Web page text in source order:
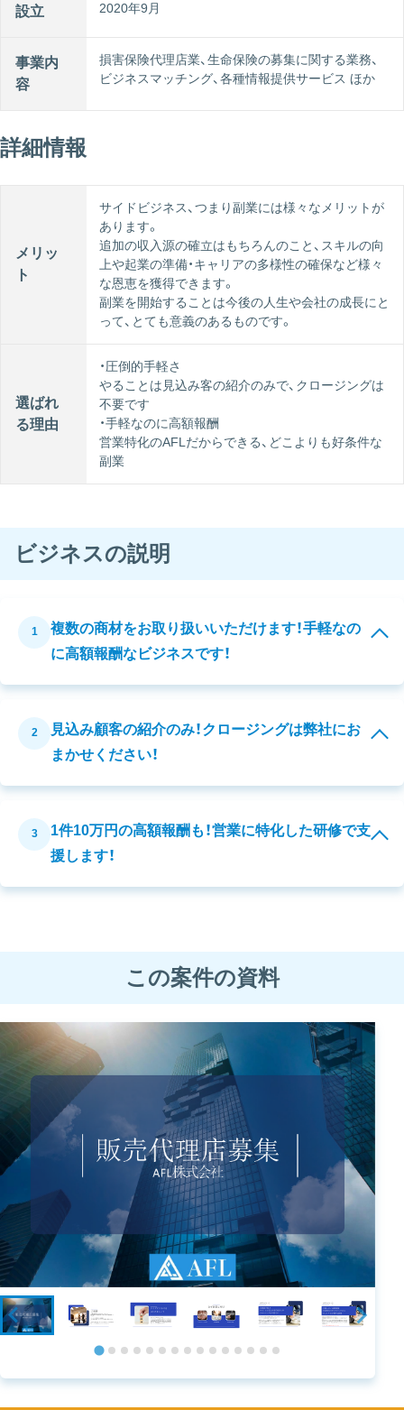
設立 2020年9月
事業内
容
損害保険代理店業、生命保険の募集に関する業務、
ビジネスマッチング、各種情報提供サービス ほか
詳細情報
メリッ
ト
サイドビジネス、つまり副業には様々なメリットが
あります。
追加の収入源の確立はもちろんのこと、スキルの向
上や起業の準備・キャリアの多様性の確保など様々
な恩恵を獲得できます。
副業を開始することは今後の人⽣や会社の成長にと
って、とても意義のあるものです。
選ばれ
る理由
・圧倒的手軽さ
やることは見込み客の紹介のみで、クロージングは
不要です
・手軽なのに高額報酬
営業特化のAFLだからできる、どこよりも好条件な
副業
ビジネスの説明
1
複数の商材をお取り扱いいただけます！手軽なの
に高額報酬なビジネスです！
2
見込み顧客の紹介のみ！クロージングは弊社にお
まかせください！
3
1件10万円の高額報酬も！営業に特化した研修で支
援します！
この案件の資料